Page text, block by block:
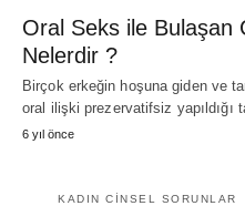
Oral Seks ile Bulaşan
Nelerdir ?
Birçok erkeğin hoşuna giden ve
oral ilişki prezervatifsiz yapıldığı
6 yıl önce
KADIN CINSEL SORUNLAR